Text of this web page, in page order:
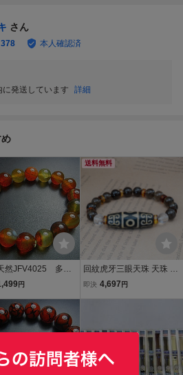
さん
378 本人確認済
発送しています
詳細
然JFV4025 多彩
極上美品 10m
円
送料無料
回紋虎牙三眼天珠 天珠 瑪
瑙 スモーキークォーツ 煙
即決 4,697 円